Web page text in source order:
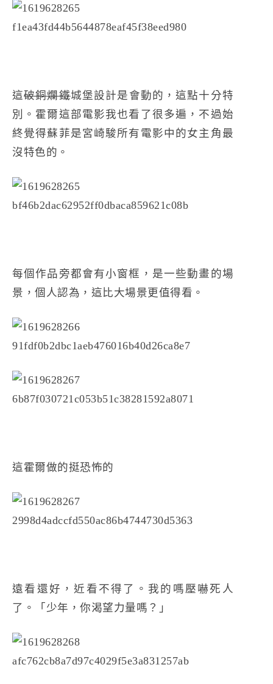
這破銅爛鐵城堡設計是會動的，這點十分特
別。霍爾這部電影我也看了很多遍，不過始
終覺得蘇菲是宮崎駿所有電影中的女主角最
沒特色的。
每個作品旁都會有小窗框，是一些動畫的場
景，個人認為，這比大場景更值得看。
這霍爾做的挺恐怖的
遠看還好，近看不得了。我的嗎壓嚇死人
了。「少年，你渴望力量嗎？」